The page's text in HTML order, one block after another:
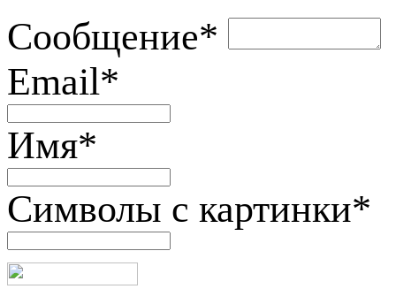
Сообщение*
Email*
Имя*
Символы с картинки*